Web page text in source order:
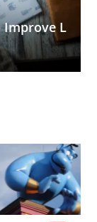
Improve L